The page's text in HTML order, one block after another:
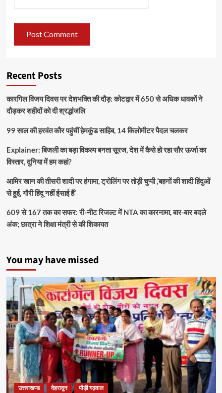
Recent Posts
कारगिल विजय दिवस पर देशभक्ति की दौड़: कोटद्वार में 650 से अधिक धावकों ने
दौड़कर शहीदों को दी श्रद्धांजलि
99 साल की हरवंत कौर पहुंचीं हेमकुंड साहिब, 14 किलोमीटर पैदल चलकर
Explainer: बिजली का बड़ा विकल्प बनता सूरज, देश में कैसे हो रहा सौर ऊर्जा का
विस्तार, दुनिया में हम कहां?
आमिर खान की तीसरी शादी पर हंगामा, ट्रोलिंग पर तोड़ी चुप्पी ,’बहनों की शादी हिंदुओं
से हुई, गौरी हिंदू नहीं ईसाई हैं’
609 से 167 तक का सफर: री-नीट रिजल्ट में NTA का कारनामा, बार-बार बदले
अंक; छात्रा ने शिक्षा मंत्री से की शिकायत
You may have missed
उत्तराखण्ड देहरादून पौड़ी गढ़वाल